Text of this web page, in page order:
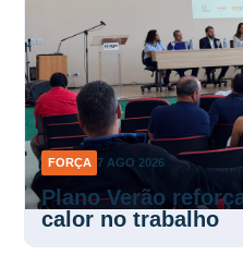
FORÇA 7 AGO 2026
Plano Verão
calor no trabalho